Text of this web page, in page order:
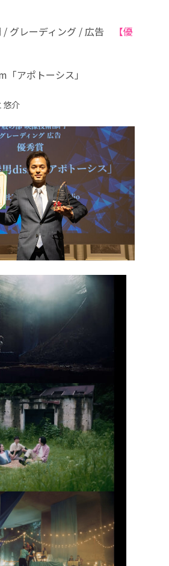
グレーディング / 広告
【優
アポトーシス」
悠介